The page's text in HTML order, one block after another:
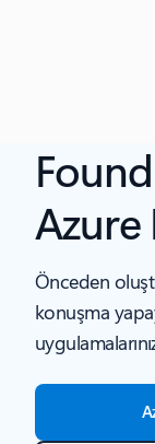
Azure
Önceden
konuşma